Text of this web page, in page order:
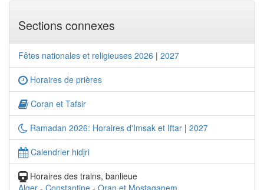
Sections connexes
Fêtes nationales et religieuses 2026 | 2027
Horaires de prières
Coran et Tafsir
Ramadan 2026: Horaires d'Imsak et Iftar | 2027
Calendrier hidjri
Horaires des trains, banlieue
Alger - Constantine - Oran et Mostaganem